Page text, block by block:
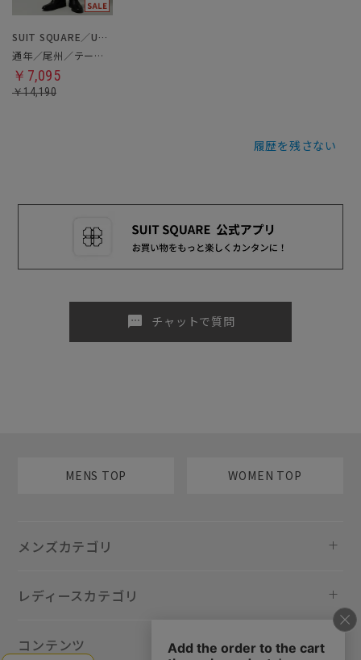
SUIT SQUARE／UNIVERSAL LANGUAGE
通年／尾州／テーパードパンツ
￥7,095
￥14,190
履歴を残さない
sms チャットで質問
MENS TOP WOMEN TOP
メンズカテゴリ
レディースカテゴリ
コンテンツ